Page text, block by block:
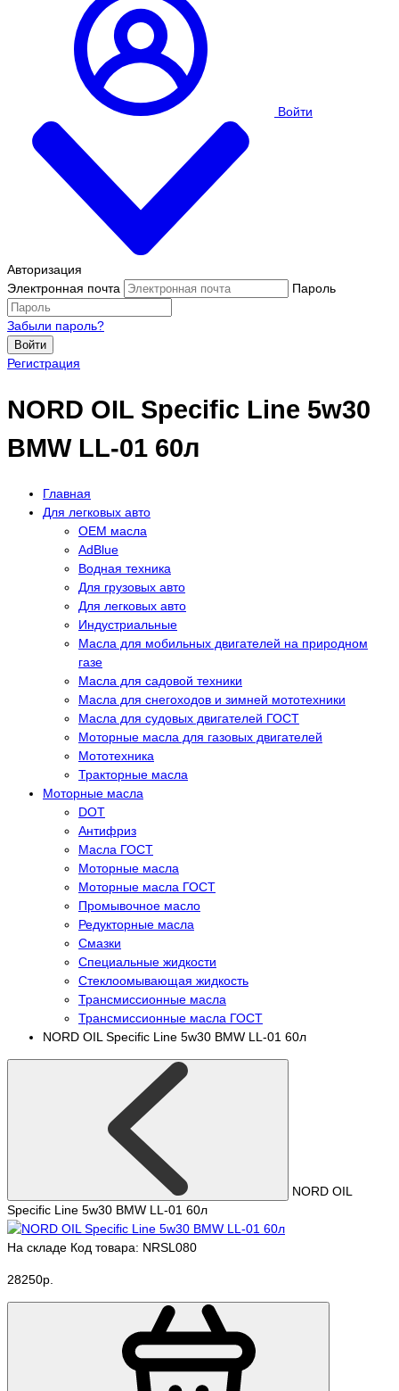
Войти
Авторизация
Электронная почта
Пароль
Забыли пароль?
Войти
Регистрация
NORD OIL Specific Line 5w30
BMW LL-01 60л
Главная
Для легковых авто
OEM масла
АdBlue
Водная техника
Для грузовых авто
Для легковых авто
Индустриальные
Масла для мобильных двигателей на природном
газе
Масла для садовой техники
Масла для снегоходов и зимней мототехники
Масла для судовых двигателей ГОСТ
Моторные масла для газовых двигателей
Мототехника
Тракторные масла
Моторные масла
DOT
Антифриз
Масла ГОСТ
Моторные масла
Моторные масла ГОСТ
Промывочное масло
Редукторные масла
Смазки
Специальные жидкости
Стеклоомывающая жидкость
Трансмиссионные масла
Трансмиссионные масла ГОСТ
NORD OIL Specific Line 5w30 BMW LL-01 60л
NORD OIL
Specific Line 5w30 BMW LL-01 60л
На складе Код товара: NRSL080
28250р.